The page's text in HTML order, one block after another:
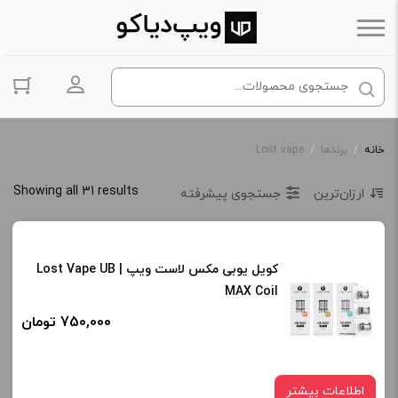
ورود به
خانه / برندها /
Lost vape
Showing all 31 results ارزان‌ترین جستجوی پیشرفته
کویل یوبی مکس لاست ویپ | Lost Vape UB
MAX Coil
750,000 تومان
اطلاعات بیشتر